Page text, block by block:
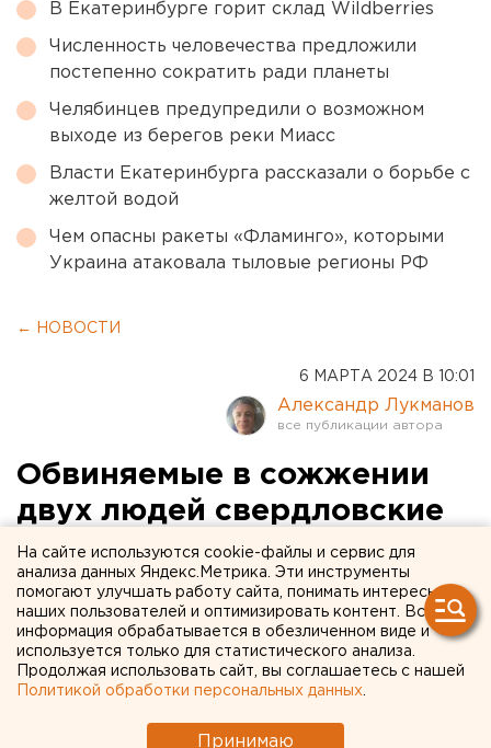
В Екатеринбурге горит склад Wildberries
Численность человечества предложили
постепенно сократить ради планеты
Челябинцев предупредили о возможном
выходе из берегов реки Миасс
Власти Екатеринбурга рассказали о борьбе с
желтой водой
Чем опасны ракеты «Фламинго», которыми
Украина атаковала тыловые регионы РФ
← НОВОСТИ
6 МАРТА 2024 В 10:01
Александр Лукманов
Обвиняемые в сожжении
двух людей свердловские
супруги оправданы судом.
ФОТО
На сайте используются cookie-файлы и сервис для
анализа данных Яндекс.Метрика. Эти инструменты
помогают улучшать работу сайта, понимать интересы
наших пользователей и оптимизировать контент. Вся
информация обрабатывается в обезличенном виде и
используется только для статистического анализа.
Продолжая использовать сайт, вы соглашаетесь с нашей
Политикой обработки персональных данных
Принимаю